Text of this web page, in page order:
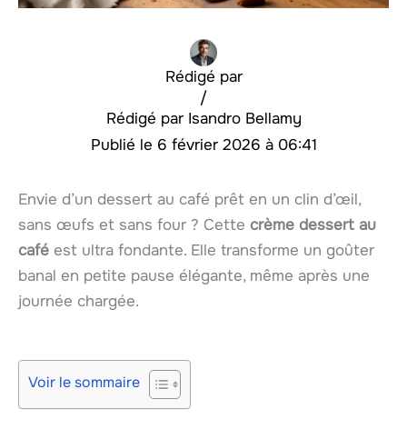
Rédigé par
Isandro Bellamy
/
6 février 2026 à 06:41
Envie d’un dessert au café prêt en un clin d’œil,
sans œufs et sans four ? Cette crème dessert au
café est ultra fondante. Elle transforme un goûter
banal en petite pause élégante, même après une
journée chargée.
Voir le sommaire